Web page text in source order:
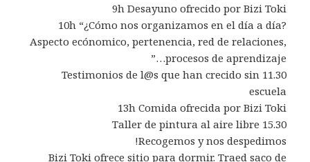
9h Desayuno ofrecido por Bizi Toki
10h “¿Cómo nos organizamos en el día a día?
Aspecto ecónomico, pertenencia, red de relaciones,
procesos de aprendizaje…”
11.30 Testimonios de l@s que han crecido sin
escuela
13h Comida ofrecida por Bizi Toki
15.30 Taller de pintura al aire libre
Recogemos y nos despedimos!
Bizi Toki ofrece sitio para dormir. Traed saco de